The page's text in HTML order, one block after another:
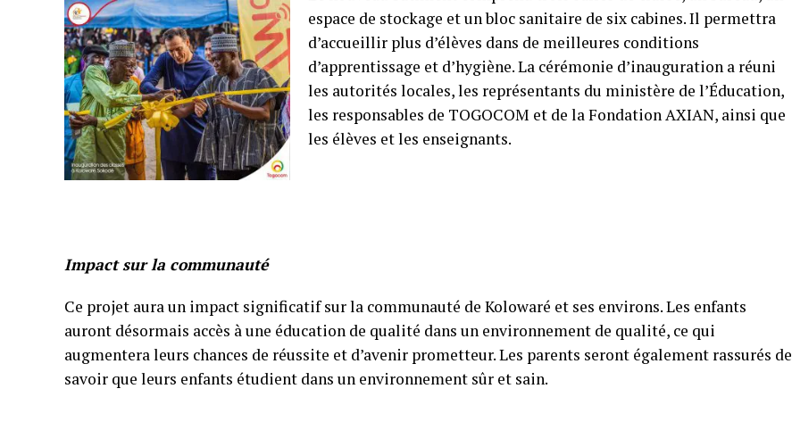
espace de stockage et un bloc sanitaire de six cabines. Il permettra
d’accueillir plus d’élèves dans de meilleures conditions
d’apprentissage et d’hygiène. La cérémonie d’inauguration a réuni
les autorités locales, les représentants du ministère de l’Éducation,
les responsables de TOGOCOM et de la Fondation AXIAN, ainsi que
les élèves et les enseignants.
Impact sur la communauté
Ce projet aura un impact significatif sur la communauté de Kolowaré et ses environs. Les enfants
auront désormais accès à une éducation de qualité dans un environnement de qualité, ce qui
augmentera leurs chances de réussite et d’avenir prometteur. Les parents seront également rassurés de
savoir que leurs enfants étudient dans un environnement sûr et sain.